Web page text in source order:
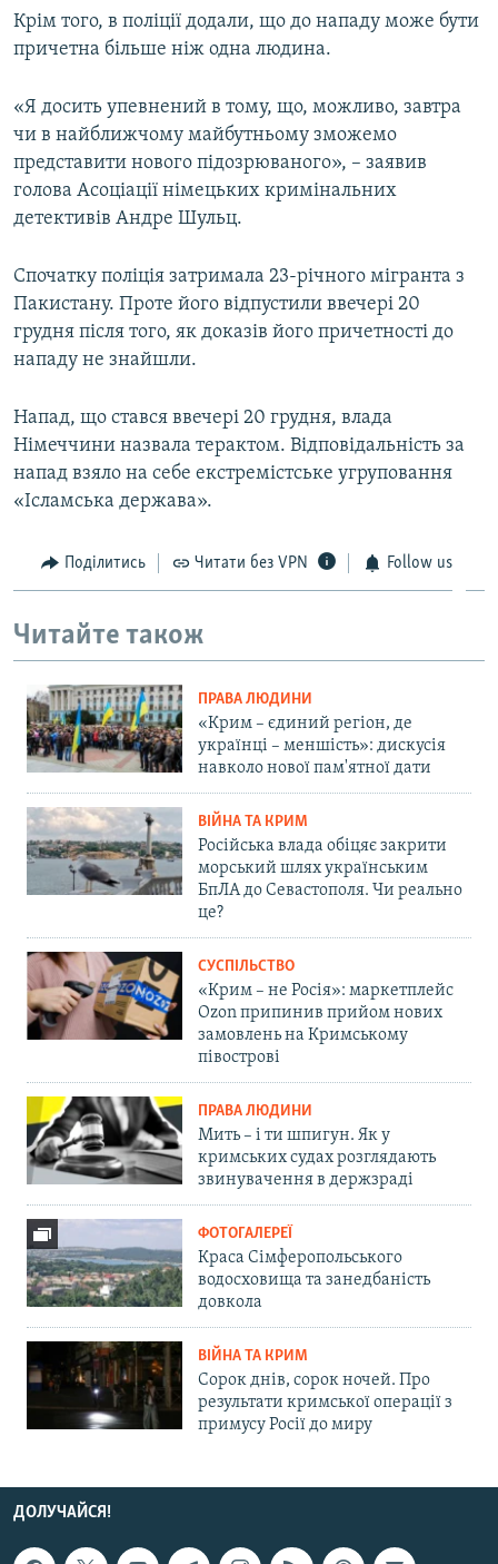
Крім того, в поліції додали, що до нападу може бути
причетна більше ніж одна людина.
«Я досить упевнений в тому, що, можливо, завтра
чи в найближчому майбутньому зможемо
представити нового підозрюваного», – заявив
голова Асоціації німецьких кримінальних
детективів Андре Шульц.
Спочатку поліція затримала 23-річного мігранта з
Пакистану. Проте його відпустили ввечері 20
грудня після того, як доказів його причетності до
нападу не знайшли.
Напад, що стався ввечері 20 грудня, влада
Німеччини назвала терактом. Відповідальність за
напад взяло на себе екстремістське угруповання
«Ісламська держава».
Поділитись Читати без VPN Follow us
Читайте також
ПРАВА ЛЮДИНИ
«Крим – єдиний регіон, де
українці – меншість»: дискусія
навколо нової пам'ятної дати
ВІЙНА ТА КРИМ
Російська влада обіцяє закрити
морський шлях українським
БпЛА до Севастополя. Чи реально
це?
СУСПІЛЬСТВО
«Крим – не Росія»: маркетплейс
Ozon припинив прийом нових
замовлень на Кримському
півострові
ПРАВА ЛЮДИНИ
Мить – і ти шпигун. Як у
кримських судах розглядають
звинувачення в держзраді
ФОТОГАЛЕРЕЇ
Краса Сімферопольського
водосховища та занедбаність
довкола
ВІЙНА ТА КРИМ
Сорок днів, сорок ночей. Про
результати кримської операції з
примусу Росії до миру
ДОЛУЧАЙСЯ!